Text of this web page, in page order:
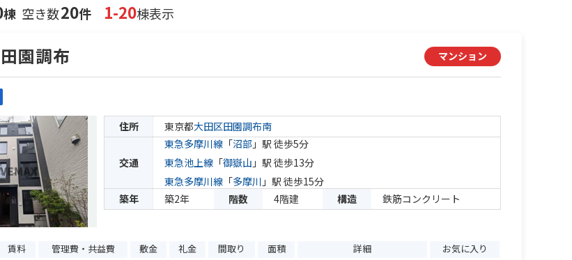
棟 空き数20件 1-20棟表示
園調布 マンション
住所 東京都大田区田園調布南
交通
東急多摩川線 「沼部 」駅 徒歩5分
東急池上線 「御嶽山 」駅 徒歩13分
東急多摩川線 「多摩川 」駅 徒歩15分
築年
築2年 階数 4階建 構造 鉄筋コンクリート
賃料 管理費・共益費 敷金 礼金 間取り 面積 詳細 お気に入り